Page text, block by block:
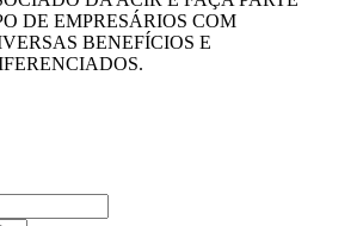
DE EMPRESÁRIOS COM
BENEFÍCIOS E